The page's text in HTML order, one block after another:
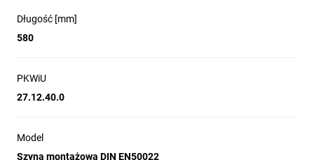
Długość [mm]
580
PKWiU
27.12.40.0
Model
Szyna montażowa DIN EN50022